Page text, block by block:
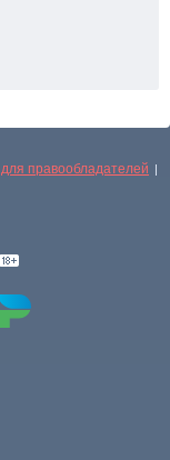
для правообладателей |